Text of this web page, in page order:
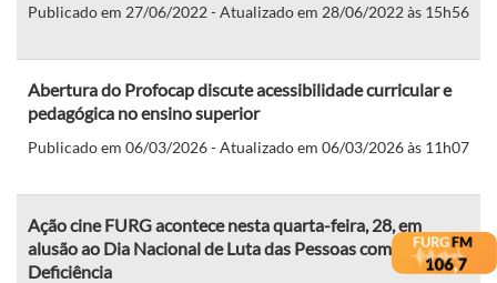
Publicado em 27/06/2022 - Atualizado em 28/06/2022 às 15h56
Abertura do Profocap discute acessibilidade curricular e
pedagógica no ensino superior
Publicado em 06/03/2026 - Atualizado em 06/03/2026 às 11h07
Ação cine FURG acontece nesta quarta-feira, 28, em
alusão ao Dia Nacional de Luta das Pessoas com
Deficiência